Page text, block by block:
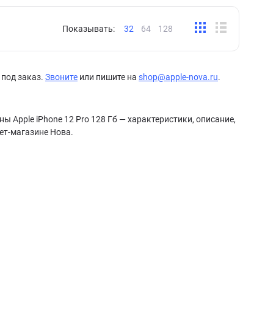
Показывать: 32 64 128
заказ. Звоните или пишите на shop@apple-nova.ru.
Apple iPhone 12 Pro 128 Гб — характеристики, описание,
магазине Нова.